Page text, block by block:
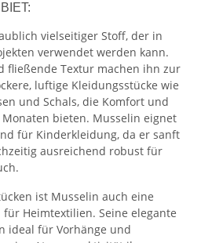
vielseitiger Stoff, der in
verwendet werden kann.
fließende Textur machen ihn zur
luftige Kleidungsstücke wie
und Schals, die Komfort und
bieten. Musselin eignet
für Kinderkleidung, da er sanft
ausreichend robust für
ist Musselin auch eine
für Heimtextilien. Seine elegante
ideal für Vorhänge und